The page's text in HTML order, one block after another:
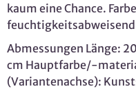
kaum eine Chance.
Abmessungen Länge:
cm Hauptfarbe/-
(Variantenachse):